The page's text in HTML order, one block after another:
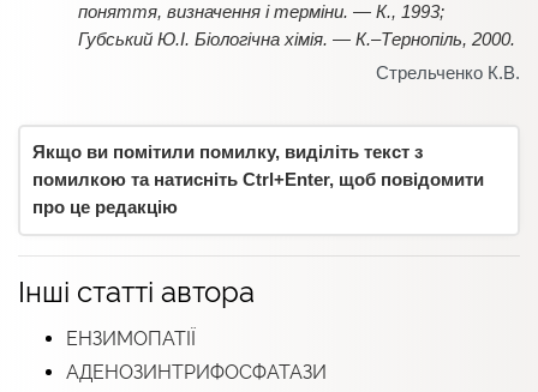
поняття, визначення і терміни. — К., 1993;
Губський Ю.І. Біологічна хімія. — К.–Тернопіль, 2000.
Стрельченко К.В.
Якщо ви помітили помилку, виділіть текст з
помилкою та натисніть Ctrl+Enter, щоб повідомити
про це редакцію
Інші статті автора
ЕНЗИМОПАТІЇ
АДЕНОЗИНТРИФОСФАТАЗИ